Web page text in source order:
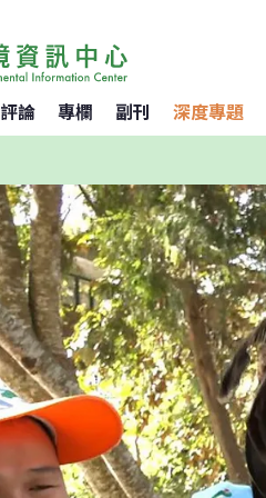
評論 專欄 副刊 深度專題